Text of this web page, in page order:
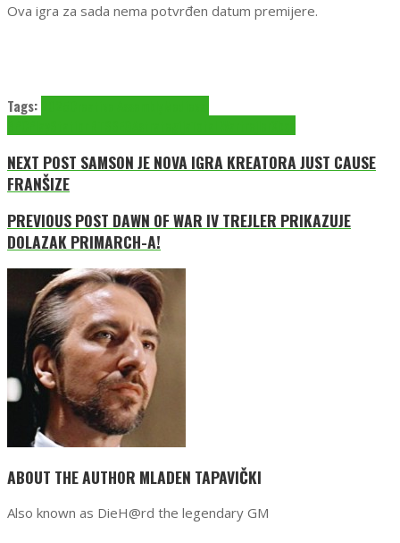
Ova igra za sada nema potvrđen datum premijere.
Tags:
NEXT POST SAMSON JE NOVA IGRA KREATORA JUST CAUSE
FRANŠIZE
PREVIOUS POST DAWN OF WAR IV TREJLER PRIKAZUJE
DOLAZAK PRIMARCH-A!
ABOUT THE AUTHOR MLADEN TAPAVIČKI
Also known as DieH@rd the legendary GM